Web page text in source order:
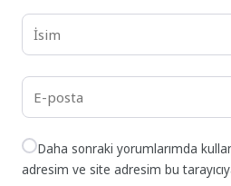
Daha sonraki yorumlarımda
adresim ve site adresim bu